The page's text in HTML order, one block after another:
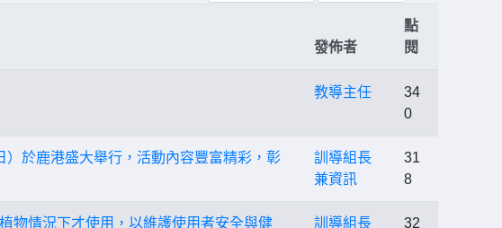
發佈者
點
閱
教導主任
34
0
）於鹿港盛大舉行，活動內容豐富精彩，彰
訓導組長
兼資訊
31
8
物情況下才使用，以維護使用者安全與健
訓導組長
32